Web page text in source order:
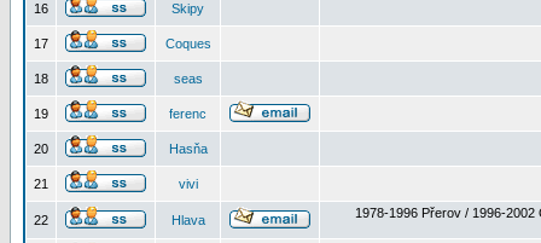
16 Skipy
17 Coques
18 seas
19 ferenc
20 Hasňa
21 vivi
22 Hlava 1978-1996 Přerov / 1996-2002